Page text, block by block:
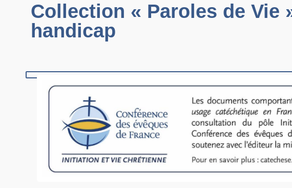
Collection « Paroles de Vie
handicap